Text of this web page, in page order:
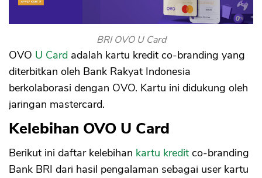
BRI OVO U Card
OVO U Card adalah kartu kredit co-branding yang
diterbitkan oleh Bank Rakyat Indonesia
berkolaborasi dengan OVO. Kartu ini didukung oleh
jaringan mastercard.
Kelebihan OVO U Card
Berikut ini daftar kelebihan kartu kredit co-branding
Bank BRI dari hasil pengalaman sebagai user kartu